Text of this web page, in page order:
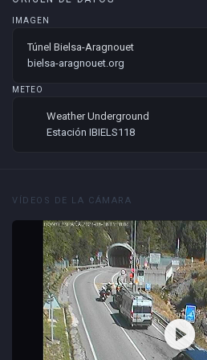
IMAGEN
Túnel Bielsa-Aragnouet
bielsa-aragnouet.org
METEO
Weather Underground
Estación IBIELS118
VÍDEOS DE LA CÁMARA
play_circle